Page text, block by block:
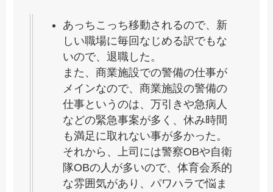
あっちこっち移動されるので、新
しい職場に毎回なじめる訳でもな
いので、退職した。
また、商業施設での警備の仕事が
メインなので、商業施設の警備の
仕事というのは、万引きや急病人
などの緊急事案が多く、休み時間
も満足に取れない事が多かった。
それから、上司には警察OBや自衛
隊OBの人が多いので、体育会系的
な雰囲気があり、パワハラで悩ま